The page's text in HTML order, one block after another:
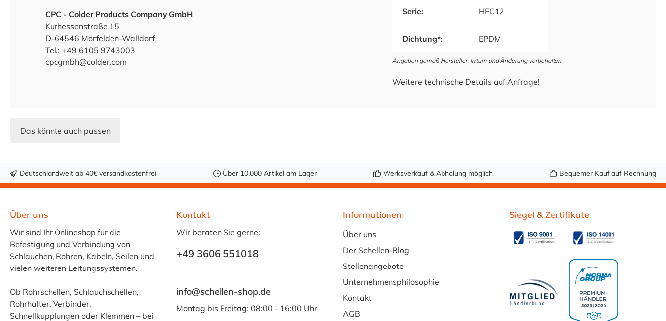
CPC - Colder Products Company GmbH
Kurhessenstraße 15
D-64546 Mörfelden-Walldorf
Tel.: +49 6105 9743003
cpcgmbh@colder.com
Serie: HFC12
Dichtung*: EPDM
Angaben gemäß Hersteller. Irrtum und Änderung vorbehalten.
Weitere technische Details auf Anfrage!
Das könnte auch passen
Deutschlandweit ab 40€ versandkostenfrei Über 10.000 Artikel am Lager Werksverkauf & Abholung möglich Bequemer Kauf auf Rechnung
Über uns
Wir sind Ihr Onlineshop für die
Befestigung und Verbindung von
Schläuchen, Rohren, Kabeln, Seilen und
vielen weiteren Leitungssystemen.
Ob Rohrschellen, Schlauchschellen,
Rohrhalter, Verbinder,
Schnellkupplungen oder Klemmen – bei
Kontakt
Wir beraten Sie gerne:
+49 3606 551018
info@schellen-shop.de
Montag bis Freitag: 08:00 - 16:00 Uhr
Informationen
Über uns
Der Schellen-Blog
Stellenangebote
Unternehmensphilosophie
Kontakt
AGB
Siegel & Zertifikate